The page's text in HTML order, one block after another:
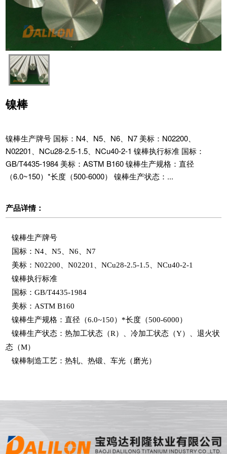
镍棒
镍棒生产牌号 国标：N4、N5、N6、N7 美标：N02200、
N02201、NCu28-2.5-1.5、NCu40-2-1 镍棒执行标准 国标：
GB/T4435-1984 美标：ASTM B160 镍棒生产规格：直径
（6.0~150）*长度（500-6000） 镍棒生产状态：...
产品详情：
镍棒生产牌号
国标：N4、N5、N6、N7
美标：N02200、N02201、NCu28-2.5-1.5、NCu40-2-1
镍棒执行标准
国标：GB/T4435-1984
美标：ASTM B160
镍棒生产规格：直径（6.0~150）*长度（500-6000）
镍棒生产状态：热加工状态（R）、冷加工状态（Y）、退火状
态（M）
镍棒制造工艺：热轧、热锻、车光（磨光）